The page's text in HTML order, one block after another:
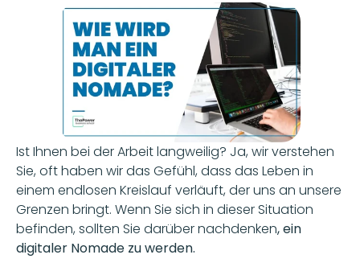
Ist Ihnen bei der Arbeit langweilig? Ja, wir verstehen
Sie, oft haben wir das Gefühl, dass das Leben in
einem endlosen Kreislauf verläuft, der uns an unsere
Grenzen bringt. Wenn Sie sich in dieser Situation
befinden, sollten Sie darüber nachdenken, ein
digitaler Nomade zu werden.